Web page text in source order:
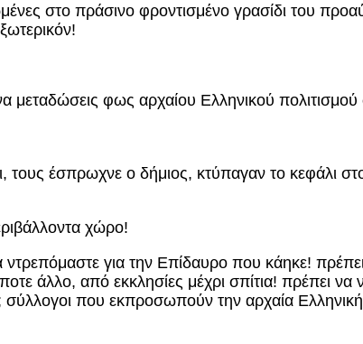
στο πράσινο φροντισμένο γρασίδι του
μεταδώσεις φως αρχαίου Ελληνικού
έσπρωχνε ο δήμιος, κτύπαγαν το κεφάλι
χώρο!
για την Επίδαυρο που κάηκε!
άλλο, από εκκλησίες μέχρι σπίτια! πρέπει
σύλλογοι που εκπροσωπούν την αρχαία